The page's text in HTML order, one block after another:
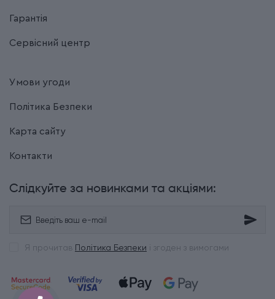
Гарантія
Сервісний центр
Умови угоди
Політика Безпеки
Карта сайту
Контакти
Слідкуйте за новинками та акціями:
Я прочитав Політика Безпеки і згоден з вимогами